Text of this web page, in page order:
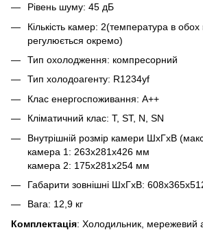
Рівень шуму: 45 дБ
Кількість камер: 2(температура в
регулюється окремо)
Тип охолодження: компресорний
Тип холодоагенту: R1234yf
Клас енергоспоживання: А++
Кліматичний клас: T, ST, N, SN
Внутрішній розмір камери ШхГхВ
камера 1: 263x281x426 мм
камера 2: 175х281х254 мм
Габарити зовнішні ШхГхВ:
Вага: 12,9 кг
Комплектація: Холодильник, мережевий